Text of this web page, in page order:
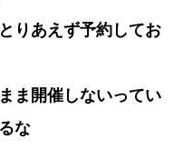
りあえず予約してお
ま開催しないってい
な